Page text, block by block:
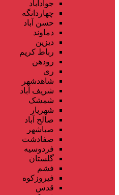
جوادآباد
چهاردانگه
حسن آباد
دماوند
دیزین
رباط کریم
رودهن
ری
شاهدشهر
شریف آباد
شمشک
شهریار
صالح آباد
صباشهر
صفادشت
فردوسیه
گلستان
فشم
فیروزکوه
قدس